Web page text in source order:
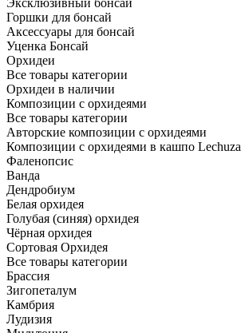
Эксклюзивный бонсай
Горшки для бонсай
Аксессуары для бонсай
Уценка Бонсай
Орхидеи
Все товары категории
Орхидеи в наличии
Композиции с орхидеями
Все товары категории
Авторские композиции с орхидеями
Композиции с орхидеями в кашпо Lechuza
Фаленопсис
Ванда
Дендробиум
Белая орхидея
Голубая (синяя) орхидея
Чёрная орхидея
Сортовая Орхидея
Все товары категории
Брассия
Зигопеталум
Камбрия
Лудизия